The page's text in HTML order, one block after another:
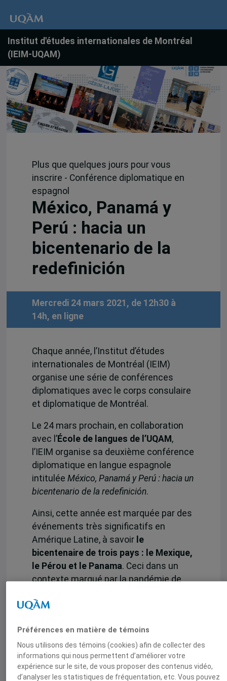
Institut d'études internationales de Montréal
(IEIM-UQAM)
Plus que quelques jours pour vous
inscrire - Conférence diplomatique en
espagnol
México, Panamá y
Perú : hacia un
bicentenario de la
redefinición
Mercredi 24 mars 2021, de 12h30 à
14h, en ligne
Chaque année, l’Institut d’études
internationales de Montréal (IEIM)
organise une série de conférences
diplomatiques avec le corps consulaire
et diplomatique de Montréal.
Le 24 mars prochain, en collaboration
avec l’École de langues de l’UQAM ,
l’IEIM organise sa deuxième conférence
diplomatique en langue espagnole
intitulée México, Panamá y Perú : hacia un
bicentenario de la redefinición.
Ainsi, cette année est marquée par des
événements très significatifs en
Amérique Latine, à savoir le
bicentenaire de trois pays : le Mexique,
le Pérou et le Panama. Ceci dans un
contexte marqué par la pandémie de
autres défis – parmi lesquels
migratoires.
La conférence vise à présenter, à la
communauté uqamienne, aux
Préférences en matière de témoins
Nous utilisons des témoins (cookies) afin de collecter des
informations qui nous permettent d’améliorer votre
expérience sur le site, de vous proposer des contenus vidéo,
d’analyser les statistiques de fréquentation, etc. Vous pouvez